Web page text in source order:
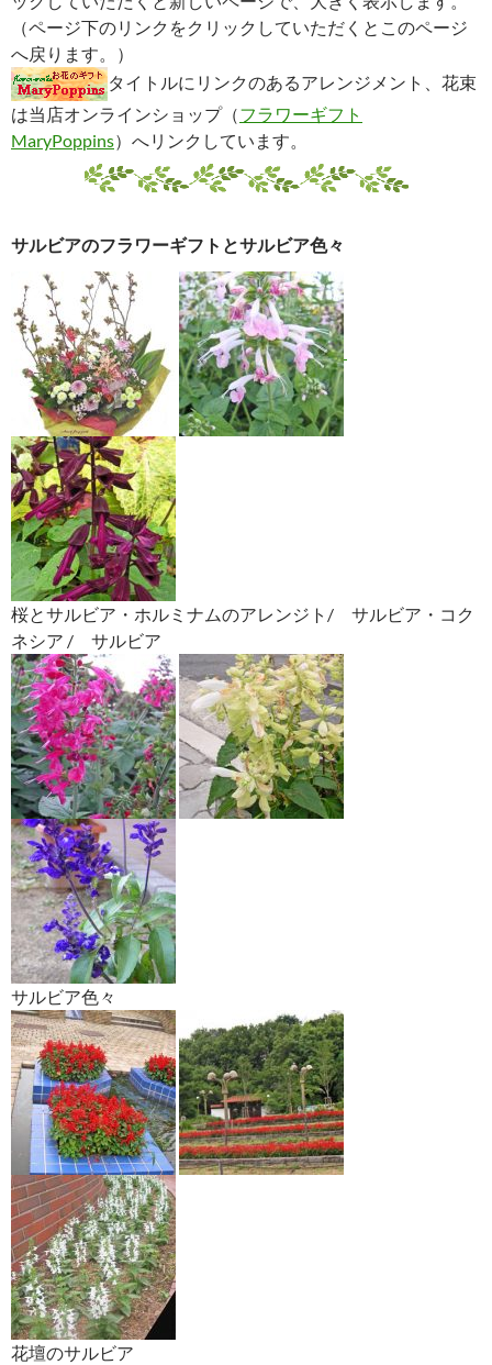
（ページ下のリンクをクリックしていただくとこのページ
へ戻ります。）
タイトルにリンクのあるアレンジメント、花束
は当店オンラインショップ（フラワーギフト
MaryPoppins）へリンクしています。
サルビアのフラワーギフトとサルビア色々
桜とサルビア・ホルミナムのアレンジト/ サルビア・コク
ネシア / サルビア
サルビア色々
花壇のサルビア